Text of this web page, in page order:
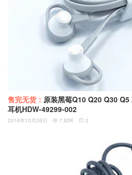
售完无货： 原装黑莓Q10 Q20 Q30
耳机HDW-49299-002
2016年10月26日  7.83K  2